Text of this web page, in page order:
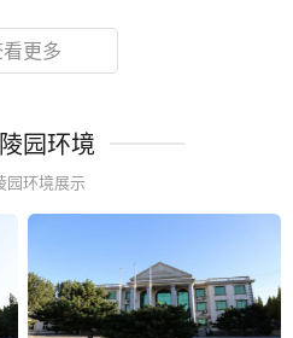
更多
园环境
园环境展示